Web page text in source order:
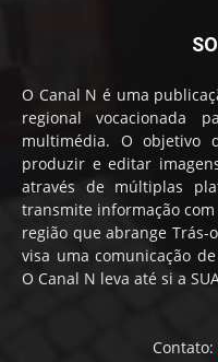
O Canal N é uma
regional vocacionada
multimédia. O objetivo
produzir e editar
através de múltiplas
transmite informação
região que abrange Trás-
visa uma comunicação
O Canal N leva até si a
Contato: